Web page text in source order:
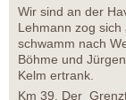
Wir sind an der
Lehmann zog
schwamm nach
Böhme und
Kelm ertrank.
Km 39. Der